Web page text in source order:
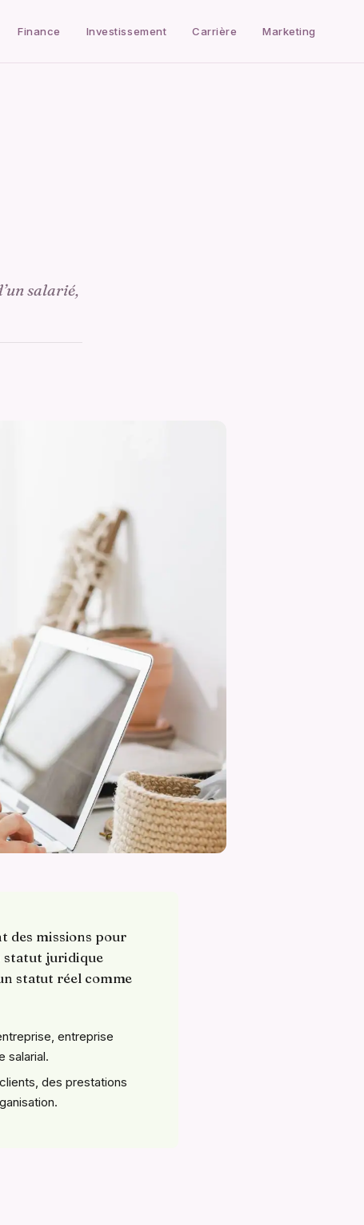
Finance Investissement Carrière Marketing
salarié,
des missions pour
statut juridique
statut réel comme
entreprise
salarial.
des prestations